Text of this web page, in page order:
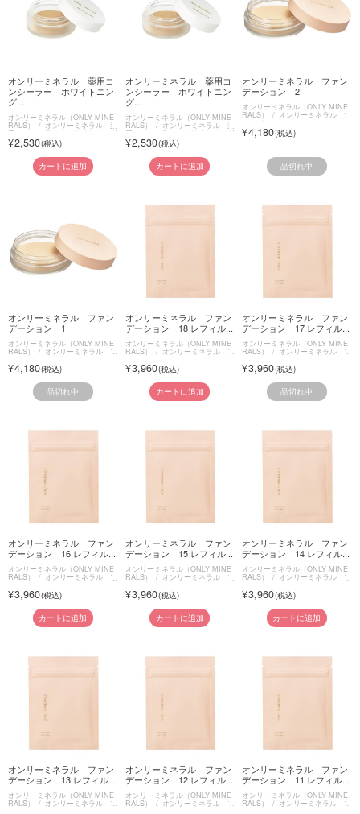
オンリーミネラル 薬用コ
ンシーラー ホワイトニン
グ...
オンリーミネラル（ONLY MINE
RALS） オンリーミネラル 薬
用コンシーラー ホワイトニング
ケア2,530
カートに追加
オンリーミネラル 薬用コ
ンシーラー ホワイトニン
グ...
オンリーミネラル（ONLY MINE
RALS） オンリーミネラル 薬
用コンシーラー ホワイトニング
ケア2,530
カートに追加
オンリーミネラル ファン
デーション 2
オンリーミネラル（ONLY MINE
RALS） オンリーミネラル フ
ァンデーション
4,180
品切れ中
オンリーミネラル ファン
デーション 1
オンリーミネラル（ONLY MINE
RALS） オンリーミネラル フ
4,180
品切れ中
オンリーミネラル ファン
デーション 18 レフィル...
オンリーミネラル（ONLY MINE
RALS） オンリーミネラル フ
3,960
カートに追加
オンリーミネラル ファン
デーション 17 レフィル...
オンリーミネラル（ONLY MINE
RALS） オンリーミネラル フ
3,960
品切れ中
オンリーミネラル ファン
デーション 16 レフィル...
オンリーミネラル（ONLY MINE
RALS） オンリーミネラル フ
ァンデーション
3,960
カートに追加
オンリーミネラル ファン
デーション 15 レフィル...
オンリーミネラル（ONLY MINE
RALS） オンリーミネラル フ
ァンデーション
3,960
カートに追加
オンリーミネラル ファン
デーション 14 レフィル...
オンリーミネラル（ONLY MINE
RALS） オンリーミネラル フ
ァンデーション
3,960
カートに追加
オンリーミネラル ファン
デーション 13 レフィル...
オンリーミネラル（ONLY MINE
RALS） オンリーミネラル フ
オンリーミネラル ファン
デーション 12 レフィル...
オンリーミネラル（ONLY MINE
RALS） オンリーミネラル フ
オンリーミネラル ファン
デーション 11 レフィル...
オンリーミネラル（ONLY MINE
RALS） オンリーミネラル フ